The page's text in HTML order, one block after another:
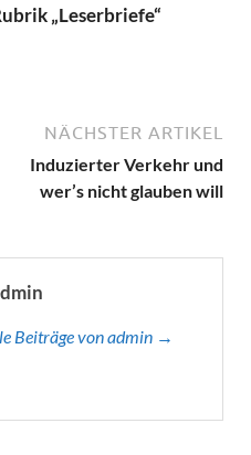
„Leserbriefe“
NÄCHSTER ARTIKEL
Induzierter Verkehr und
wer’s nicht glauben will
Beiträge von admin →